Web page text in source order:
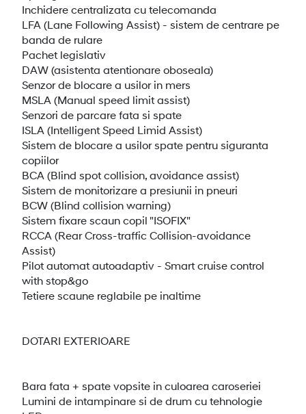
Inchidere centralizata cu telecomanda
LFA (Lane Following Assist) - sistem de centrare pe
banda de rulare
Pachet legislativ
DAW (asistenta atentionare oboseala)
Senzor de blocare a usilor in mers
MSLA (Manual speed limit assist)
Senzori de parcare fata si spate
ISLA (Intelligent Speed Limid Assist)
Sistem de blocare a usilor spate pentru siguranta
copiilor
BCA (Blind spot collision, avoidance assist)
Sistem de monitorizare a presiunii in pneuri
BCW (Blind collision warning)
Sistem fixare scaun copil "ISOFIX"
RCCA (Rear Cross-traffic Collision-avoidance
Assist)
Pilot automat autoadaptiv - Smart cruise control
with stop&go
Tetiere scaune reglabile pe inaltime
DOTARI EXTERIOARE
Bara fata + spate vopsite in culoarea caroseriei
Lumini de intampinare si de drum cu tehnologie